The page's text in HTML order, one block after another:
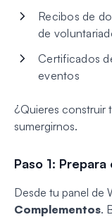
Recibos de
de
Certificados
eventos
¿Quieres construir
sumergirnos.
Paso 1:
Desde tu panel de
Complementos.